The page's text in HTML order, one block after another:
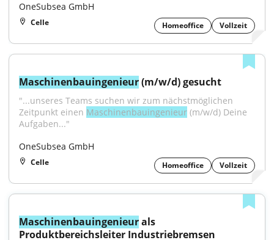
OneSubsea GmbH
Celle Homeoffice Vollzeit
Maschinenbauingenieur (m/w/d) gesucht
"...unseres Teams suchen wir zum nächstmöglichen
Zeitpunkt einen Maschinenbauingenieur (m/w/d) Deine
Aufgaben..."
OneSubsea GmbH
Celle Homeoffice Vollzeit
Maschinenbauingenieur als
Produktbereichsleiter Industriebremsen